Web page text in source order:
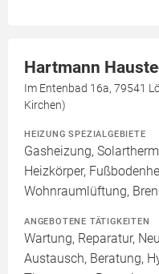
Hartmann
Im Entenbad 16a, 79541
Kirchen)
HEIZUNG SPEZIALGEBIETE
Gasheizung,
Heizkörper,
Wohnraumlüftung,
ANGEBOTENE TÄTIGKEITEN
Wartung, Reparatur,
Austausch, Beratung,